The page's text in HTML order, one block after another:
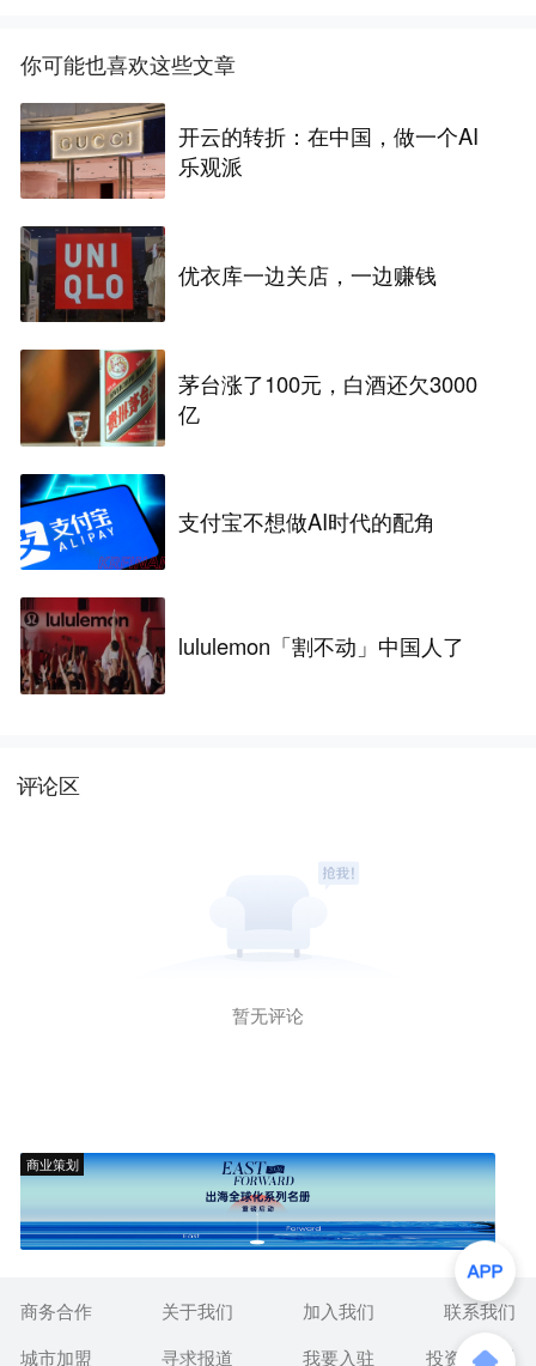
你可能也喜欢这些文章
开云的转折：在中国，做一个AI
乐观派
优衣库一边关店，一边赚钱
茅台涨了100元，白酒还欠3000
亿
支付宝不想做AI时代的配角
lululemon「割不动」中国人了
评论区
暂无评论
商业策划
商务合作 关于我们 加入我们
联系我们
城市加盟
寻求报道 我要入驻 投资者关系